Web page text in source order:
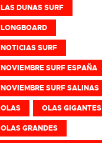
LAS DUNAS SURF
LONGBOARD
NOTICIAS SURF
NOVIEMBRE SURF ESPAÑA
NOVIEMBRE SURF SALINAS
OLAS OLAS GIGANTES
OLAS GRANDES